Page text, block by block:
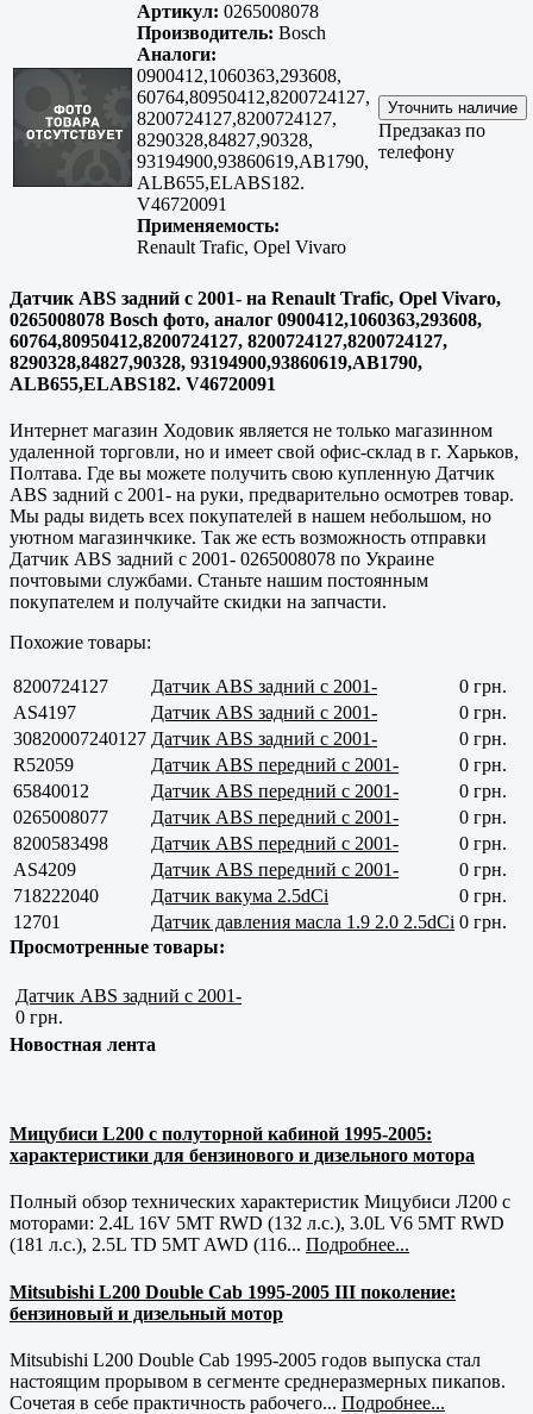
Артикул: 0265008078
Производитель: Bosch
Аналоги:
0900412,1060363,293608,
60764,80950412,8200724127,
8200724127,8200724127,
8290328,84827,90328,
93194900,93860619,AB1790,
ALB655,ELABS182.
V46720091
Применяемость:
Renault Trafic, Opel Vivaro
Предзаказ по
телефону
Датчик ABS задний с 2001- на Renault Trafic, Opel Vivaro,
0265008078 Bosch фото, аналог 0900412,1060363,293608,
60764,80950412,8200724127, 8200724127,8200724127,
8290328,84827,90328, 93194900,93860619,AB1790,
ALB655,ELABS182. V46720091
Интернет магазин Ходовик является не только магазинном
удаленной торговли, но и имеет свой офис-склад в г. Харьков,
Полтава. Где вы можете получить свою купленную Датчик
ABS задний с 2001- на руки, предварительно осмотрев товар.
Мы рады видеть всех покупателей в нашем небольшом, но
уютном магазинчкике. Так же есть возможность отправки
Датчик ABS задний с 2001- 0265008078 по Украине
почтовыми службами. Станьте нашим постоянным
покупателем и получайте скидки на запчасти.
Похожие товары:
8200724127 Датчик ABS задний с 2001-
0 грн.
AS4197
Датчик ABS задний с 2001-
0 грн.
30820007240127 Датчик ABS задний с 2001-
0 грн.
R52059
Датчик ABS передний с 2001-
0 грн.
65840012
Датчик ABS передний с 2001-
0 грн.
0265008077
Датчик ABS передний с 2001-
0 грн.
8200583498
Датчик ABS передний с 2001-
0 грн.
AS4209
Датчик ABS передний с 2001-
0 грн.
718222040
Датчик вакума 2.5dCi
0 грн.
12701
Датчик давления масла 1.9 2.0 2.5dCi 0 грн.
Просмотренные товары:
Датчик ABS задний с 2001-
0 грн.
Новостная лента
Мицубиси L200 с полуторной кабиной 1995-2005:
характеристики для бензинового и дизельного мотора
Полный обзор технических характеристик Мицубиси Л200 с
моторами: 2.4L 16V 5MT RWD (132 л.с.), 3.0L V6 5MT RWD
(181 л.с.), 2.5L TD 5MT AWD (116... Подробнее...
Mitsubishi L200 Double Cab 1995-2005 III поколение:
бензиновый и дизельный мотор
Mitsubishi L200 Double Cab 1995-2005 годов выпуска стал
настоящим прорывом в сегменте среднеразмерных пикапов.
Сочетая в себе практичность рабочего... Подробнее...